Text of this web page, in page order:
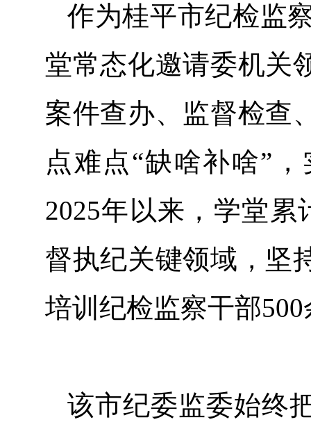
作为桂平市纪检监
堂常态化邀请委机关
案件查办、监督检查
点难点“缺啥补啥”
2025年以来，学堂
督执纪关键领域，坚
培训纪检监察干部
该市纪委监委始终